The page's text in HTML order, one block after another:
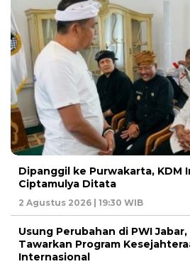
Dipanggil ke Purwakarta, KDM
Ciptamulya Ditata
2 Agustus 2026 | 19:30 WIB
Usung Perubahan di PWI
Tawarkan Program
Internasional